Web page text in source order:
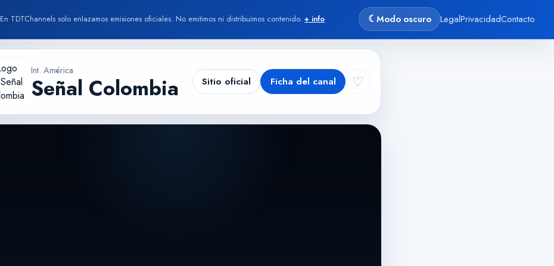
En TDTChannels solo enlazamos emisiones oficiales. No emitimos ni distribuimos contenido. + info ☾Modo oscuro LegalPrivacidadContacto
Int. América
Señal Colombia Sitio oficial Ficha del canal ♡